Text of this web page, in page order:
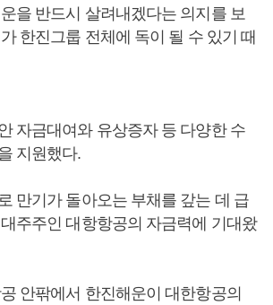
을 반드시 살려내겠다는 의지를 보
한진그룹 전체에 독이 될 수 있기 때
자금대여와 유상증자 등 다양한 수
지원했다.
만기가 돌아오는 부채를 갚는 데 급
주주인 대항항공의 자금력에 기대왔
안팎에서 한진해운이 대한항공의